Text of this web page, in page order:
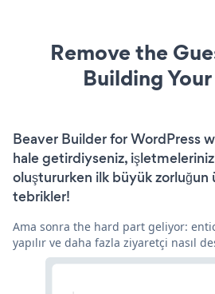
Remove the
Building
Beaver Builder for WordPress
hale getirdiyseniz,
oluştururken ilk büyük
tebrikler!
Ama sonra the hard part geliyor:
yapılır ve daha fazla ziyaretçi nasıl